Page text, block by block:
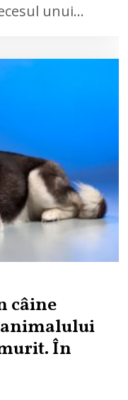
unui…
câine
În